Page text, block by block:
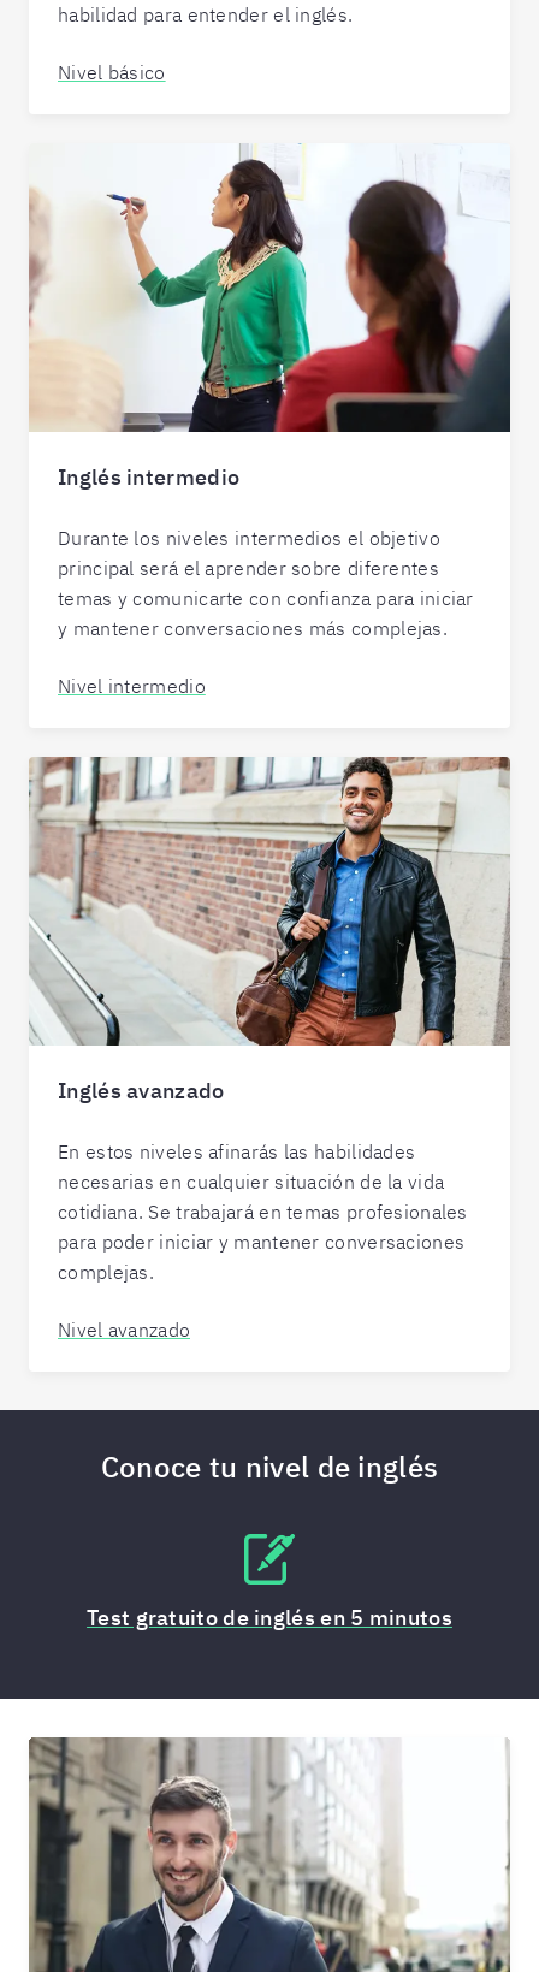
habilidad para entender el inglés.
Nivel básico
Inglés intermedio
Durante los niveles intermedios el objetivo
principal será el aprender sobre diferentes
temas y comunicarte con confianza para iniciar
y mantener conversaciones más complejas.
Nivel intermedio
Inglés avanzado
En estos niveles afinarás las habilidades
necesarias en cualquier situación de la vida
cotidiana. Se trabajará en temas profesionales
para poder iniciar y mantener conversaciones
complejas.
Nivel avanzado
Conoce tu nivel de inglés
Test gratuito de inglés en 5 minutos